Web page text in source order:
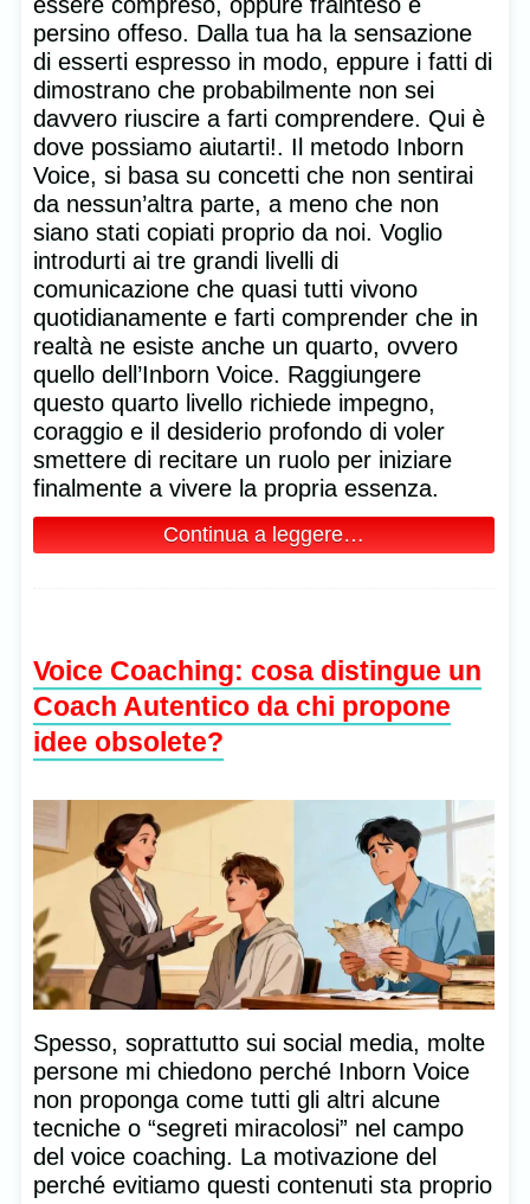
persino offeso. Dalla tua ha la sensazione
di esserti espresso in modo, eppure i fatti di
dimostrano che probabilmente non sei
davvero riuscire a farti comprendere. Qui è
dove possiamo aiutarti!. Il metodo Inborn
Voice, si basa su concetti che non sentirai
da nessun’altra parte, a meno che non
siano stati copiati proprio da noi. Voglio
introdurti ai tre grandi livelli di
comunicazione che quasi tutti vivono
quotidianamente e farti comprender che in
realtà ne esiste anche un quarto, ovvero
quello dell’Inborn Voice. Raggiungere
questo quarto livello richiede impegno,
coraggio e il desiderio profondo di voler
smettere di recitare un ruolo per iniziare
finalmente a vivere la propria essenza.
Continua a leggere…
Voice Coaching: cosa distingue un
Coach Autentico da chi propone
idee obsolete?
Spesso, soprattutto sui social media, molte
persone mi chiedono perché Inborn Voice
non proponga come tutti gli altri alcune
tecniche o “segreti miracolosi” nel campo
del voice coaching. La motivazione del
perché evitiamo questi contenuti sta proprio